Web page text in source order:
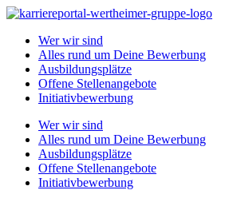
Zum
springenWer wir sind
Alles rund um Deine Bewerbung
Ausbildungsplätze
Offene Stellenangebote
Initiativbewerbung
Wer wir sind
Alles rund um Deine Bewerbung
Ausbildungsplätze
Offene Stellenangebote
Initiativbewerbung